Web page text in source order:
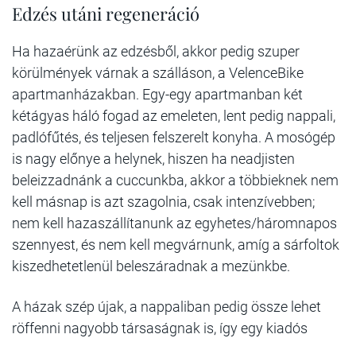
Edzés utáni regeneráció
Ha hazaérünk az edzésből, akkor pedig szuper
körülmények várnak a szálláson, a VelenceBike
apartmanházakban. Egy-egy apartmanban két
kétágyas háló fogad az emeleten, lent pedig nappali,
padlófűtés, és teljesen felszerelt konyha. A mosógép
is nagy előnye a helynek, hiszen ha neadjisten
beleizzadnánk a cuccunkba, akkor a többieknek nem
kell másnap is azt szagolnia, csak intenzívebben;
nem kell hazaszállítanunk az egyhetes/háromnapos
szennyest, és nem kell megvárnunk, amíg a sárfoltok
kiszedhetetlenül beleszáradnak a mezünkbe.
A házak szép újak, a nappaliban pedig össze lehet
röffenni nagyobb társaságnak is, így egy kiadós